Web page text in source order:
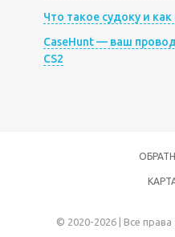
Что такое судоку и как
CaseHunt — ваш
CS2
© 2020-2026 | Все